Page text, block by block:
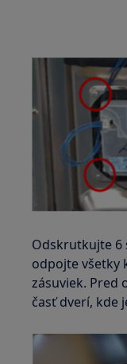
Odskrutkujte 6
odpojte všetky
zásuviek. Pred
časť dverí, kde